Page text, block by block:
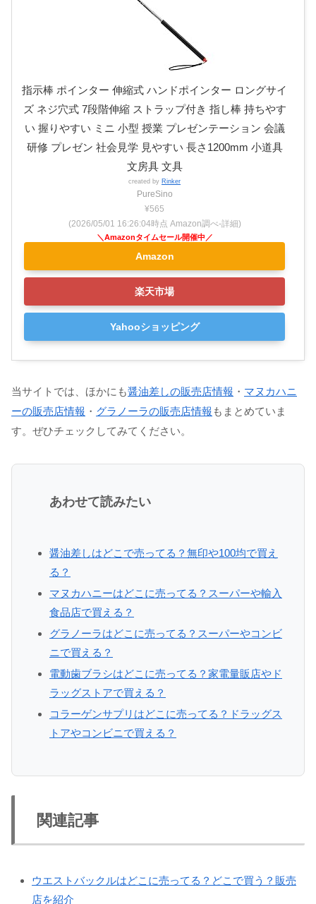
指示棒 ポインター 伸縮式 ハンドポインター ロングサイ
ズ ネジ穴式 7段階伸縮 ストラップ付き 指し棒 持ちやす
い 握りやすい ミニ 小型 授業 プレゼンテーション 会議
研修 プレゼン 社会見学 見やすい 長さ1200mm 小道具
文房具 文具
created by Rinker
PureSino
¥565
(2026/05/01 16:26:04時点 Amazon調べ-詳細)
Amazon
楽天市場
Yahooショッピング
当サイトでは、ほかにも醤油差しの販売店情報 ・ マヌカハニ
ーの販売店情報 ・ グラノーラの販売店情報 もまとめていま
す。ぜひチェックしてみてください。
あわせて読みたい
醤油差しはどこで売ってる？無印や100均で買え
る？
マヌカハニーはどこに売ってる？スーパーや輸入
食品店で買える？
グラノーラはどこに売ってる？スーパーやコンビ
ニで買える？
電動歯ブラシはどこに売ってる？家電量販店やド
ラッグストアで買える？
コラーゲンサプリはどこに売ってる？ドラッグス
トアやコンビニで買える？
関連記事
ウエストバックルはどこに売ってる？どこで買う？販売
店を紹介